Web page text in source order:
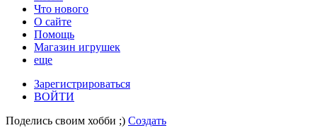
Что нового
О сайте
Помощь
Магазин игрушек
еще
Зарегистрироваться
ВОЙТИ
Поделись своим хобби ;) Создать